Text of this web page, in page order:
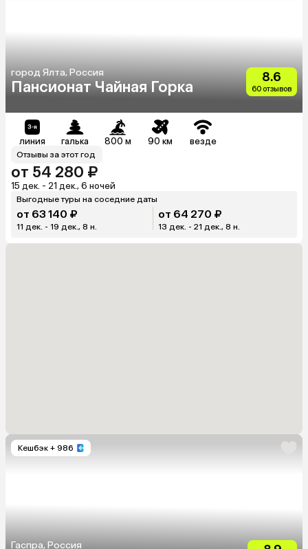
город Ялта, Россия
Пансионат Чайная Горка
8.6
60 отзывов
линия галька 800 м 90 км везде
Отзывы за этот год
от 54 280 ₽
15 дек. - 21 дек., 6 ночей
Выгодные туры на соседние даты
от 63 140 ₽
11 дек. - 19 дек., 8 н.
от 64 270 ₽
13 дек. - 21 дек., 8 н.
Кешбэк + 986
Гаспра, Россия